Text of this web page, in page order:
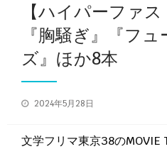
【ハイパーファ
『胸騒ぎ』『フ
ズ』ほか8本
投
2024年5月28日
文学フリマ東京38のMOVIE